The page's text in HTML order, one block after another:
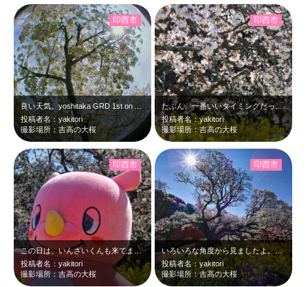
良い天気。yoshitaka GRD 1st on Apr,5 2026
投稿者名：yakitori
撮影場所：吉高の大桜
印西市
たぶん、一番いいタイミングだったと思います。big cherry blossa…
投稿者名：yakitori
撮影場所：吉高の大桜
印西市
この日は、いんざいくんも来てました。big cherry blossams a…
投稿者名：yakitori
撮影場所：吉高の大桜
印西市
いろいろな角度から見ましたよ。big cherry blossams at 1…
投稿者名：yakitori
撮影場所：吉高の大桜
印西市